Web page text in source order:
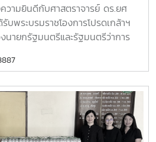
วามยินดีกับศาสตราจารย์ ดร.ยศ
บพระบรมราชโองการโปรดเกล้าฯ
นายกรัฐมนตรีและรัฐมนตรีว่าการ